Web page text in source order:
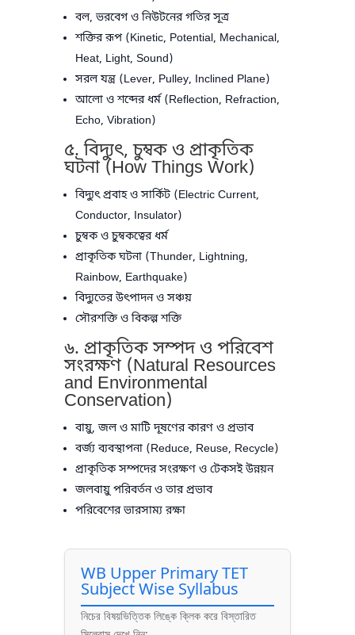
বল, ভরবেগ ও নিউটনের গতির সূত্র
শক্তির রূপ (Kinetic, Potential, Mechanical,
Heat, Light, Sound)
সরল যন্ত্র (Lever, Pulley, Inclined Plane)
আলো ও শব্দের ধর্ম (Reflection, Refraction,
Echo, Vibration)
৫. বিদ্যুৎ, চুম্বক ও প্রাকৃতিক
ঘটনা (How Things Work)
বিদ্যুৎ প্রবাহ ও সার্কিট (Electric Current,
Conductor, Insulator)
চুম্বক ও চুম্বকত্বের ধর্ম
প্রাকৃতিক ঘটনা (Thunder, Lightning,
Rainbow, Earthquake)
বিদ্যুতের উৎপাদন ও সঞ্চয়
সৌরশক্তি ও বিকল্প শক্তি
৬. প্রাকৃতিক সম্পদ ও পরিবেশ
সংরক্ষণ (Natural Resources
and Environmental
Conservation)
বায়ু, জল ও মাটি দূষণের কারণ ও প্রভাব
বর্জ্য ব্যবস্থাপনা (Reduce, Reuse, Recycle)
প্রাকৃতিক সম্পদের সংরক্ষণ ও টেকসই উন্নয়ন
জলবায়ু পরিবর্তন ও তার প্রভাব
পরিবেশের ভারসাম্য রক্ষা
WB Upper Primary TET
Subject Wise Syllabus
নিচের বিষয়ভিত্তিক লিঙ্কে ক্লিক করে বিস্তারিত